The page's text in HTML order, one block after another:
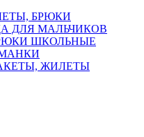
БРЮКИ
ДЛЯ МАЛЬЧИКОВ
ШКОЛЬНЫЕ
ЖИЛЕТЫ